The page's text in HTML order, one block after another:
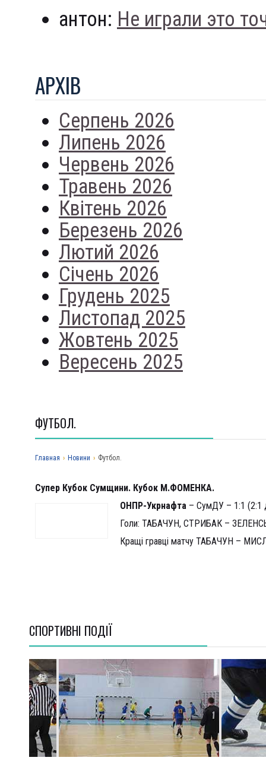
антон: Не играли это
АРХIВ
Серпень 2026
Липень 2026
Червень 2026
Травень 2026
Квітень 2026
Березень 2026
Лютий 2026
Січень 2026
Грудень 2025
Листопад 2025
Жовтень 2025
Вересень 2025
ФУТБОЛ.
Главная › Новини › Футбол.
Супер Кубок Сумщини. Кубок М.ФОМЕНКА.
ОНПР-Укрнафта – СумДУ – 1:1 (2:1
Голи: ТАБАЧУН, СТРИБАК –
Кращі гравці матчу ТАБАЧУН –
СПОРТИВНI ПОДІЇ